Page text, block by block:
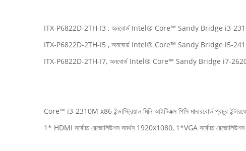
ITX-P6822D-2TH-I3 , অনবোর্ড Intel® Core™ Sandy Bridge i3-
ITX-P6822D-2TH-I5 , অনবোর্ড Intel® Core™ Sandy Bridge i5-
ITX-P6822D-2TH-I7, অনবোর্ড Intel® Core™ Sandy Bridge i7-
Core™ i3-2310M x86 ইন্ডাস্ট্রিয়াল মিনি আইটিএক্স পিসি মাদারবোর্ড প্রচুর
1* HDMI সর্বোচ্চ রেজোলিউশন সমর্থন 1920x1080, 1*VGA সর্বোচ্চ